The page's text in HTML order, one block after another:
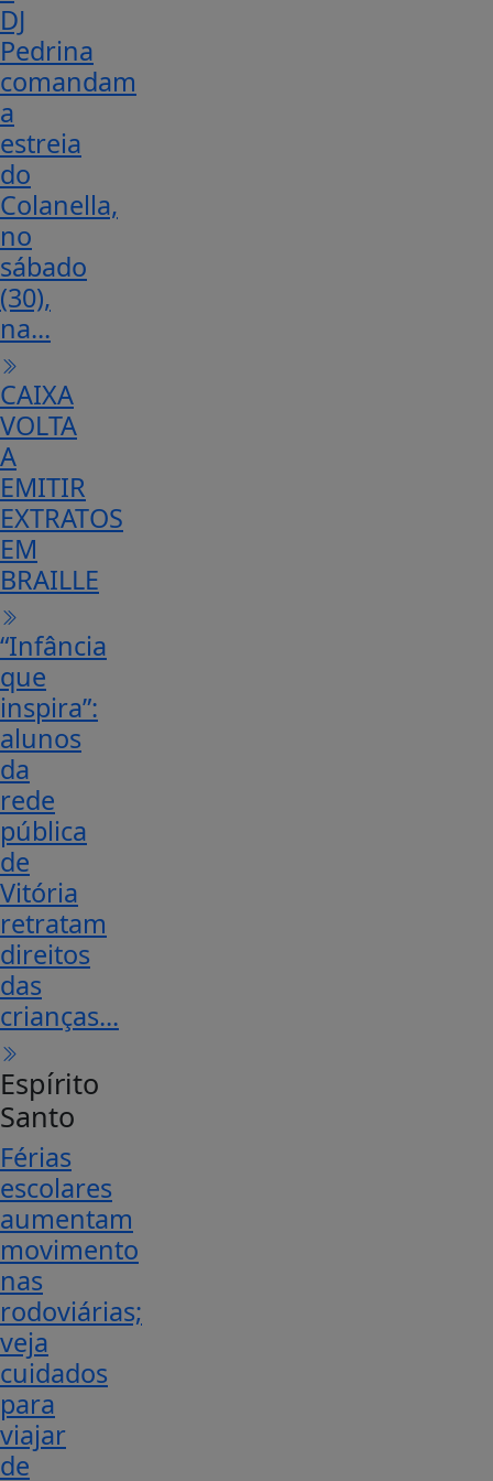
DJ
Pedrina
comandam
a
estreia
do
Colanella,
no
sábado
(30),
na...
CAIXA
VOLTA
A
EMITIR
EXTRATOS
EM
BRAILLE
“Infância
que
inspira”:
alunos
da
rede
pública
de
Vitória
retratam
direitos
das
crianças...
Espírito
Santo
Férias
escolares
aumentam
movimento
nas
rodoviárias;
veja
cuidados
para
viajar
de